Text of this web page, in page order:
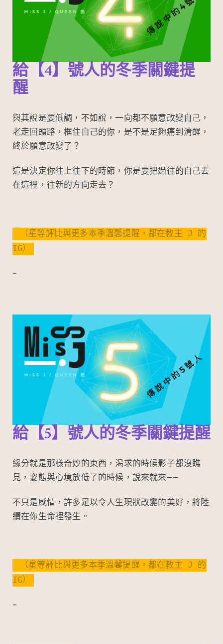
給【4】號人的冬季關鍵提
醒
與其說是要低調，不如說，一向都不願意改變自己，
老走回頭路，框住自己的你，是不是足夠痛到清醒，
終於願意改變了？
這是決定你往上往下的時節，你是要把過往的自己丟
在這裡，往新的方向走去？
（星等評比與更多本季溫馨提醒，都在教主 J 的
IG）
–
給【5】號人的冬季關鍵提醒
緣分就是那樣奇妙的東西，渴求的時候影子都沒瞧
見，姿態與心境放低了的時候，說來就來——
不只是感情，許多足以令人生現狀改變的美好，將陸
續在你生命裡發生。
（星等評比與更多本季溫馨提醒，都在教主 J 的
IG）
–